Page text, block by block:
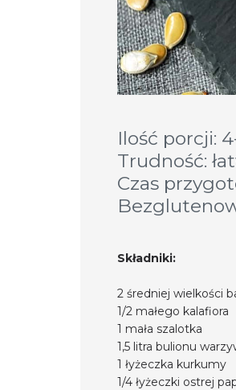
Ilość porcji:
Trudność:
Czas
Składniki:
2 średniej wielkości
1/2 małego kalafiora
1 mała szalotka
1,5 litra bulionu
1 łyżeczka kurkumy
1/4 łyżeczki ostrej